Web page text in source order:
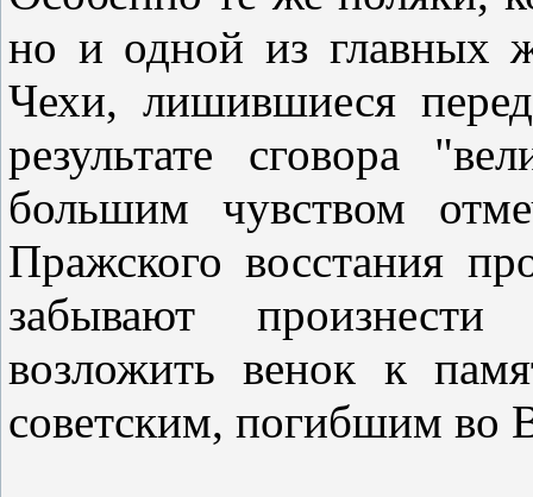
но и одной из главных
Чехи, лишившиеся
результате сговора
большим чувством
Пражского восстания
забывают
возложить венок к
советским, погибшим во